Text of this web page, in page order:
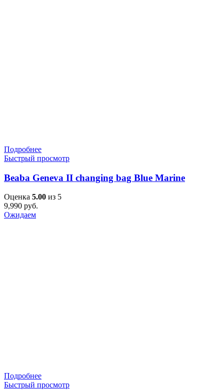
Подробнее
Быстрый просмотр
Beaba Geneva II changing bag Blue Marine
Оценка 5.00 из 5
9,990 руб.
Ожидаем
Подробнее
Быстрый просмотр